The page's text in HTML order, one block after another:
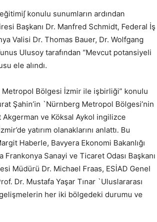
konulu sunumların ardından
Başkanı Dr. Manfred Schmidt, Federal İş
Valisi Dr. Thomas Bauer, Dr. Wolfgang
Ulusoy tarafından “Mevcut potansiyeli
ele alındı.
Bölgesi İzmir ile işbirliği” konulu
Şahin’in `Nürnberg Metropol Bölgesi’nin
Akgerman ve Köksal Aykol ingilizce
yatırım olanaklarını anlattı. Bu
Haberle, Bavyera Ekonomi Bakanlığı
Sanayi ve Ticaret Odası Başkanı
Müdürü Dr. Michael Fraas, ESİAD Genel
Dr. Mustafa Yaşar Tınar `Uluslararası
her iki bölgedeki durumu ve